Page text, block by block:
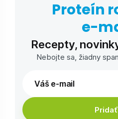
Proteín
e-⁠
Recepty,
Nebojte sa, žiadny